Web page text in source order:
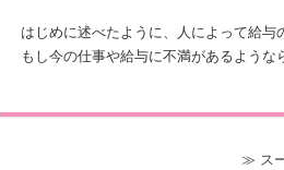
はじめに述べたように、人によって給与
もし今の仕事や給与に不満があるような
≫ ス